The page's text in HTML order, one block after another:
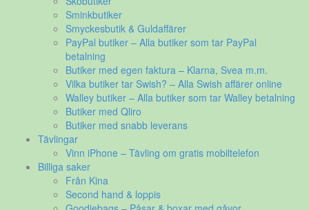
Sminkbutiker
Smyckesbutik & Guldaffärer
PayPal butiker – Alla butiker som tar PayPal
betalning
Butiker med egen faktura – Klarna, Svea m.m.
Vilka butiker tar Swish? – Alla Swish affärer online
Walley butiker – Alla butiker som tar Walley betalning
Butiker med Qliro
Butiker med snabb leverans
Tävlingar
Vinn iPhone – Tävling om gratis mobiltelefon
Billiga saker
Från Kina
Second hand & loppis